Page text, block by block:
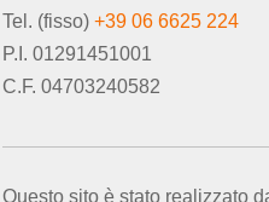
Tel. (fisso)+39 06 6625 224
P.I. 01291451001
C.F. 04703240582
Questo sito è stato realizzato